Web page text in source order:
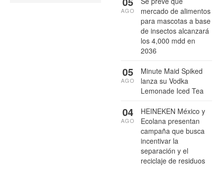
mercado de alimentos
para mascotas a base
de insectos alcanzará
los 4,000 mdd en
2036
AGO
Minute Maid Spiked
lanza su Vodka
Lemonade Iced Tea
05
AGO
HEINEKEN México y
Ecolana presentan
campaña que busca
incentivar la
separación y el
reciclaje de residuos
04
AGO